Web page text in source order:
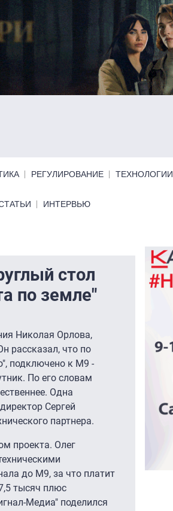
РЕГУЛИРОВАНИЕ ТЕХНОЛОГИИ
ИНТЕРВЬЮ
стол
по земле"
Николая Орлова,
рассказал, что по
подключено к М9 -
По его словам
Одна
Сергей
партнера.
проекта. Олег
до М9, за что платит
тысяч плюс
Медиа" поделился